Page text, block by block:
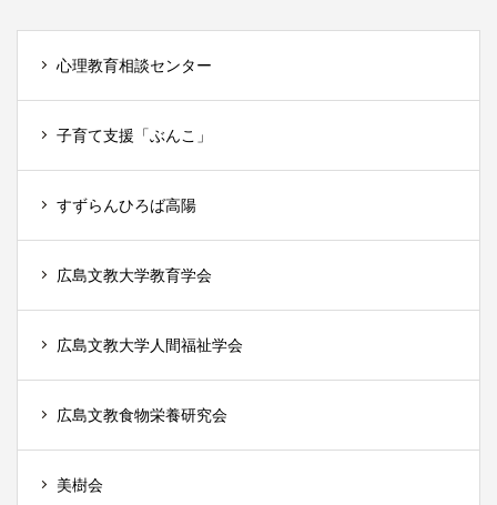
心理教育相談センター
子育て支援「ぶんこ」
すずらんひろば高陽
広島文教大学教育学会
広島文教大学人間福祉学会
広島文教食物栄養研究会
美樹会